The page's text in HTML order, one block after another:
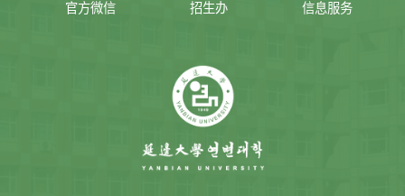
官方微信 招生办 信息服务